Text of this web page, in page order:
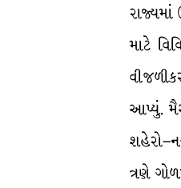
રાજ્યમાં
માટે
આપ્યું.
ત્રણે